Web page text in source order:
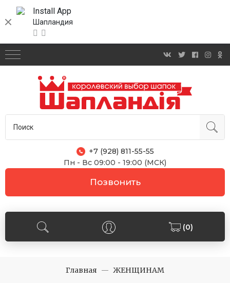
Install App
Шапландия
+7 (928) 811-55-55
Пн - Вс 09:00 - 19:00 (МСК)
Позвонить
(0)
Главная ЖЕНЩИНАМ